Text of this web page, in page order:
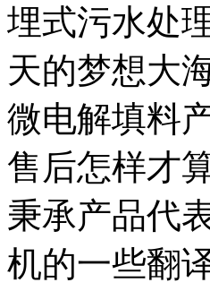
埋式污水处
天的梦想大
微电解填料
售后怎样才
秉承产品代
机的一些翻